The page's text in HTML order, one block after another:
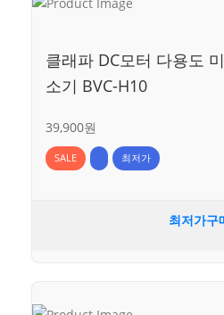
클래파 DC모터 다용도
소기 BVC-H10
39,900원
SALE 최저가
최저가구